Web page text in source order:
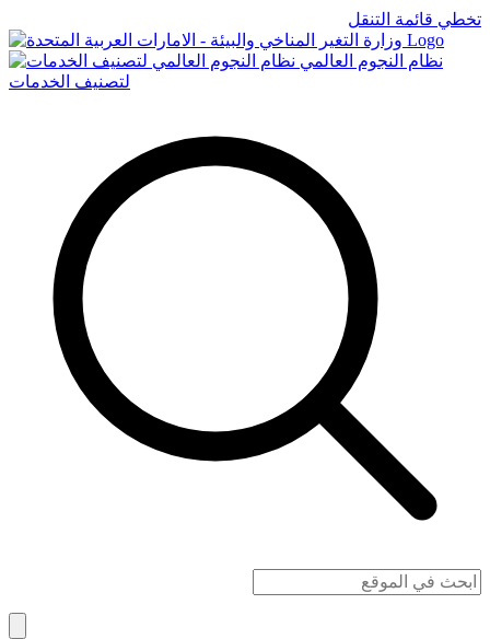
تخطي قائمة التنقل
Logo
نظام النجوم العالمي
لتصنيف الخدمات